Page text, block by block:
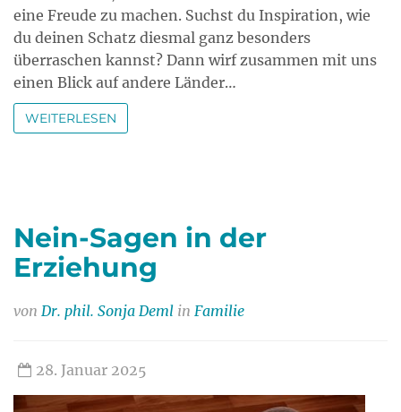
eine Freude zu machen. Suchst du Inspiration, wie
du deinen Schatz diesmal ganz besonders
überraschen kannst? Dann wirf zusammen mit uns
einen Blick auf andere Länder…
WEITERLESEN
Nein-Sagen in der
Erziehung
von Dr. phil. Sonja Deml in Familie
28. Januar 2025